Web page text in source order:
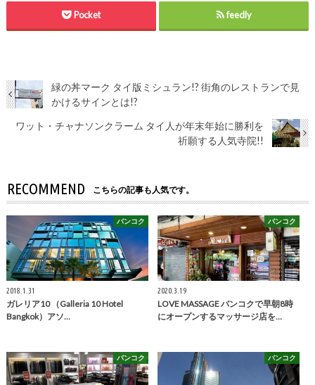
Pocket feedly
緑の丼マーク タイ版ミシュラン!? 街角のレストランで見
かけるサインとは!?
ワット・チャナソンクラーム タイ人が年末年始に勝利を
祈願する人気寺院!!
RECOMMEND こちらの記事も人気です。
バンコク
2018.1.31
ガレリア10 （Galleria 10 Hotel
Bangkok）アソ…
バンコク
2020.3.19
LOVE MASSAGE バンコクで早朝8時
にオープンするマッサージ店を…
バンコク バンコク